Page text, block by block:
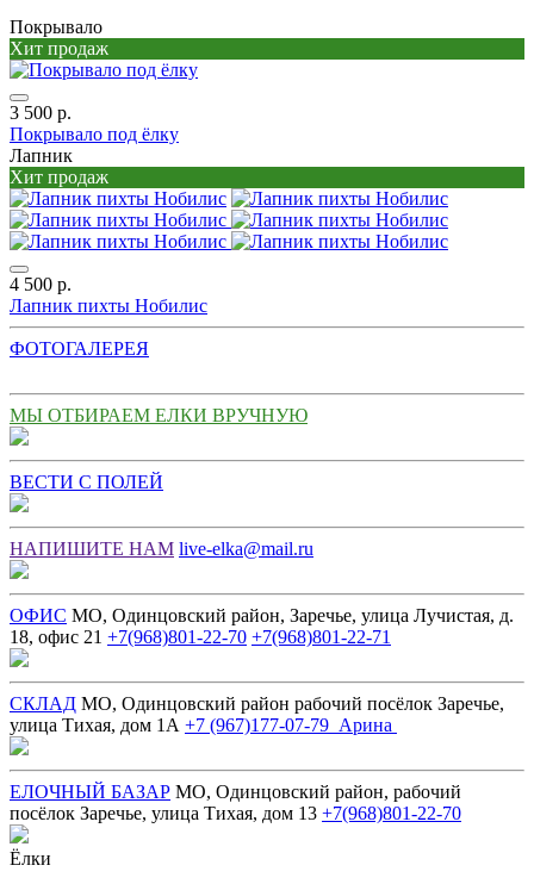
Покрывало
Хит продаж
3 500 р.
Покрывало под ёлку
Лапник
Хит продаж
4 500 р.
Лапник пихты Нобилис
ФОТОГАЛЕРЕЯ
МЫ ОТБИРАЕМ ЕЛКИ ВРУЧНУЮ
ВЕСТИ С ПОЛЕЙ
НАПИШИТЕ НАМ live-elka@mail.ru
ОФИС МО, Одинцовский район, Заречье, улица Лучистая, д.
18, офис 21 +7(968)801-22-70 +7(968)801-22-71
СКЛАД МО, Одинцовский район рабочий посёлок Заречье,
улица Тихая, дом 1А +7 (967)177-07-79 Арина
ЕЛОЧНЫЙ БАЗАР МО, Одинцовский район, рабочий
посёлок Заречье, улица Тихая, дом 13 +7(968)801-22-70
Ёлки